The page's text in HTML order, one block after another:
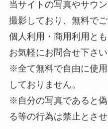
当サイトの写真やサウ
撮影しており、無料で
個人利用・商用利用と
お気軽にお問合せ下さい
※全て無料で自由に使
しておりません。
※自分の写真であると
る等の行為は禁止とさせ